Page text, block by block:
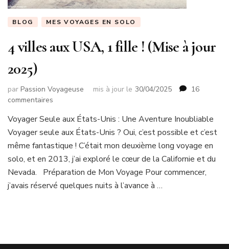
BLOG MES VOYAGES EN SOLO
4 villes aux USA, 1 fille ! (Mise à jour
2025)
par Passion Voyageuse mis à jour le 30/04/2025
16
commentaires
villes
aux
USA,
fille
!
(Mise
Voyager Seule aux États-Unis : Une Aventure Inoubliable
Voyager seule aux États-Unis ? Oui, c’est possible et c’est
même fantastique ! C’était mon deuxième long voyage en
solo, et en 2013, j’ai exploré le cœur de la Californie et du
Nevada. Préparation de Mon Voyage Pour commencer,
j’avais réservé quelques nuits à l’avance à …